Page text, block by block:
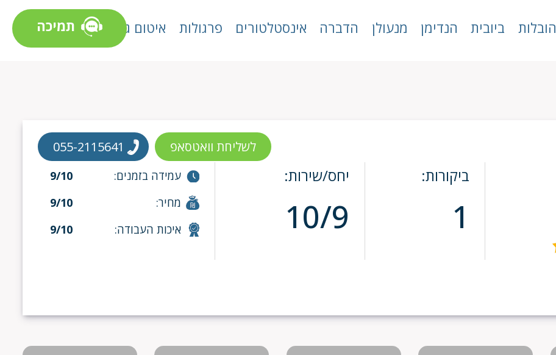
הובלות ביובית הנדימן מנעולן הדברה אינסטלטורים פרגולות איטום גגות תמיכה
ביקורות:
1
יחס/שירות:
10/9
עמידה בזמנים:
9/10
מחיר:
9/10
איכות העבודה:
9/10
לשליחת וואטסאפ 055-2115641